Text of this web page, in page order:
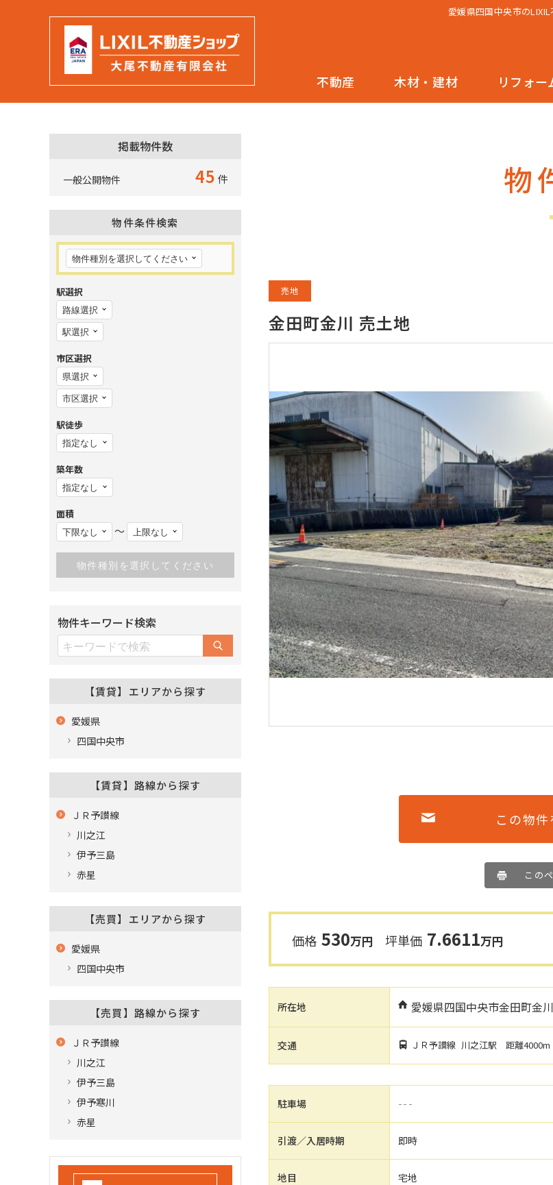
愛媛県四国中央市の
不動産 木材・建材 リフォー
物
売地
金田町金川 売土地
この物
この
価格 530万円 坪単価 7.6611万円
所在地 愛媛県四国中央市金田町金川
交通 ＪＲ予讃線 川之江駅 距離4000m
駐車場 ---
引渡／入居時期 即時
地目 宅地
掲載物件数
一般公開物件 45 件
物件条件検索
駅選択
市区選択
駅徒歩
築年数
面積
〜
物件キーワード検索
【賃貸】エリアから探す
愛媛県
四国中央市
【賃貸】路線から探す
ＪＲ予讃線
川之江
伊予三島
赤星
【売買】エリアから探す
愛媛県
四国中央市
【売買】路線から探す
ＪＲ予讃線
川之江
伊予三島
伊予寒川
赤星